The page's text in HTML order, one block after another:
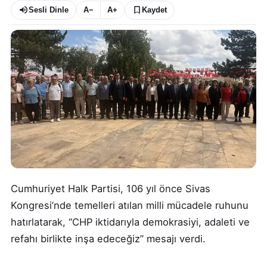
Sesli Dinle A− A+ Kaydet
Cumhuriyet Halk Partisi, 106 yıl önce Sivas
Kongresi’nde temelleri atılan milli mücadele ruhunu
hatırlatarak, “CHP iktidarıyla demokrasiyi, adaleti ve
refahı birlikte inşa edeceğiz” mesajı verdi.